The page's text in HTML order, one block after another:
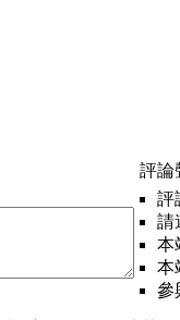
評論
評
請
本
本
參